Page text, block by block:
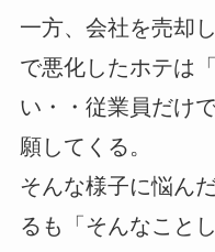
一方、会社を売却
で悪化したホテは
い・・従業員だけ
願してくる。
そんな様子に悩ん
るも「そんなこと